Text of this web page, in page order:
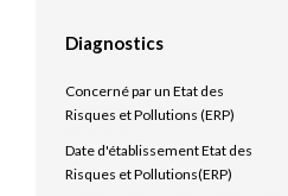
Diagnostics
Concerné par un Etat des
Risques et Pollutions (ERP)
Date d'établissement Etat des
Risques et Pollutions(ERP)